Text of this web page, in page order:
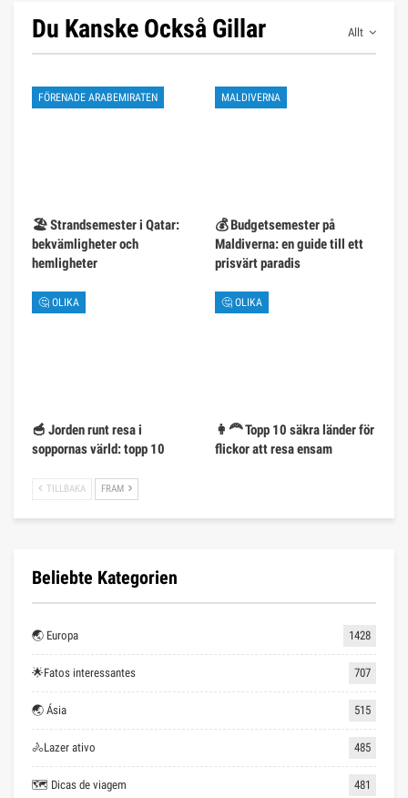
Allt
Du Kanske Också Gillar
FÖRENADE ARABEMIRATEN
🏖️ Strandsemester i Qatar:
bekvämligheter och
hemligheter
MALDIVERNA
💰 Budgetsemester på
Maldiverna: en guide till ett
prisvärt paradis
🤔 OLIKA
🥣 Jorden runt resa i
soppornas värld: topp 10
🤔 OLIKA
👩‍🦰 Topp 10 säkra länder för
flickor att resa ensam
TILLBAKA FRAM
Beliebte Kategorien
🌏 Europa 1428
🌟Fatos interessantes 707
🌏 Ásia 515
🚴Lazer ativo 485
🗺 Dicas de viagem 481